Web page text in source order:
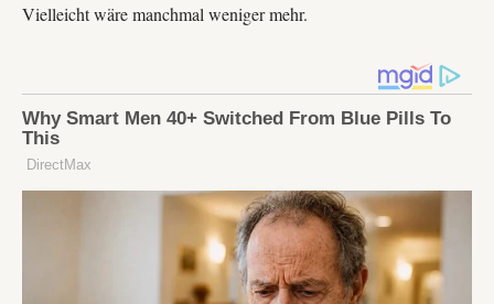
Vielleicht wäre manchmal weniger mehr.